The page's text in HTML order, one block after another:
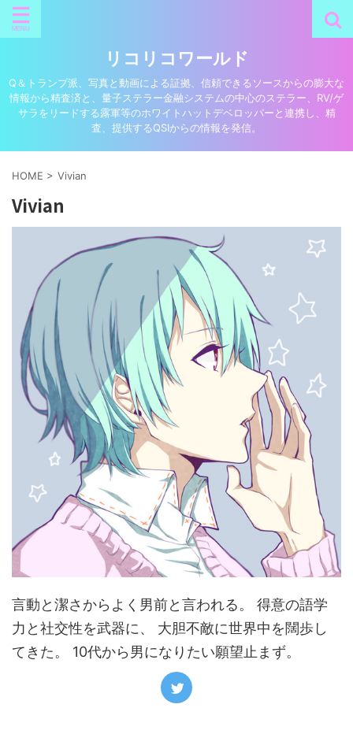
リコリコワールド
Q＆トランプ派、写真と動画による証拠、信頼できるソースからの膨大な
情報から精査済と、量子ステラー金融システムの中心のステラー、RV/ゲ
サラをリードする露軍等のホワイトハットデベロッパーと連携し、精
査、提供するQSIからの情報を発信。
HOME > Vivian
Vivian
言動と潔さからよく男前と言われる。 得意の語学
力と社交性を武器に、 大胆不敵に世界中を闊歩し
てきた。 10代から男になりたい願望止まず。